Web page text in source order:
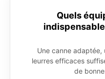
Quels
Une canne adaptée,
leurres efficaces
de